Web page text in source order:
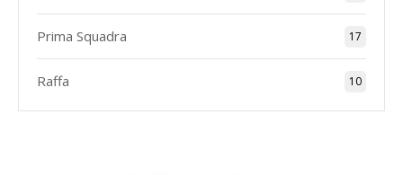
Prima Squadra 17
Raffa 10